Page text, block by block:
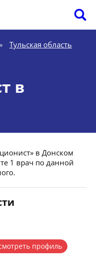
Тульская область
в
в Донском
1 врач по данной
профиль